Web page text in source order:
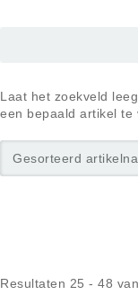
Laat het zoekveld
een bepaald artikel te
Gesorteerd
Resultaten 25 - 48